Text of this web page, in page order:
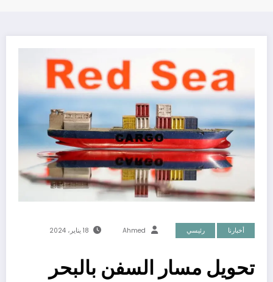
أخبارنا رئيسي Ahmed 18 يناير، 2024
تحويل مسار السفن بالبحر